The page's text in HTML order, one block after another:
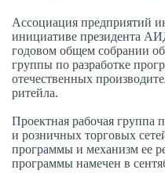
Ассоциация предприятий
инициативе президента
годовом общем собрании
группы по разработке
отечественных
ритейла.
Проектная рабочая группа
и розничных торговых
программы и механизм ее
программы намечен в